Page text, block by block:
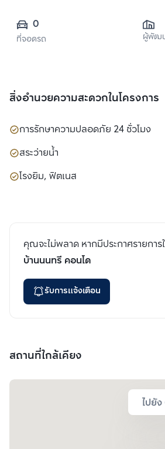
0
ที่จอดรถ ผู้พัฒน
สิ่งอำนวยความสะดวกในโครงการ
การรักษาความปลอดภัย 24 ชั่วโมง
สระว่ายน้ำ
โรงยิม, ฟิตเนส
คุณจะไม่พลาด หากมีประกาศรายการ
บ้านนนทรี คอนโด
รับการแจ้งเตือน
สถานที่ใกล้เคียง
ไปยั